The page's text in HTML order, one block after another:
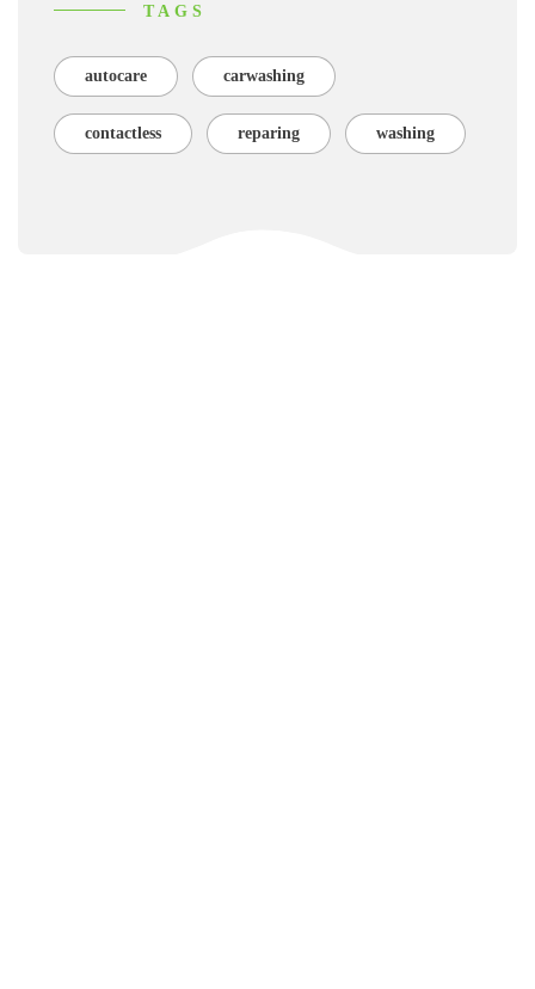
TAGS
autocare carwashing
contactless reparing washing